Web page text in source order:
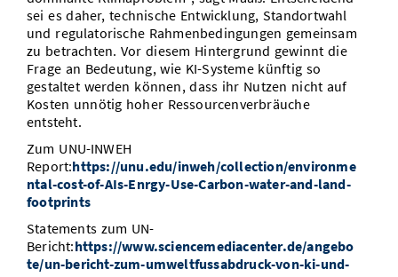
sei es daher, technische Entwicklung, Standortwahl
und regulatorische Rahmenbedingungen gemeinsam
zu betrachten. Vor diesem Hintergrund gewinnt die
Frage an Bedeutung, wie KI-Systeme künftig so
gestaltet werden können, dass ihr Nutzen nicht auf
Kosten unnötig hoher Ressourcenverbräuche
entsteht.
Zum UNU-INWEH
Report:https://unu.edu/inweh/collection/environme
ntal-cost-of-AIs-Enrgy-Use-Carbon-water-and-land-
footprints
Statements zum UN-
Bericht:https://www.sciencemediacenter.de/angebo
te/un-bericht-zum-umweltfussabdruck-von-ki-und-